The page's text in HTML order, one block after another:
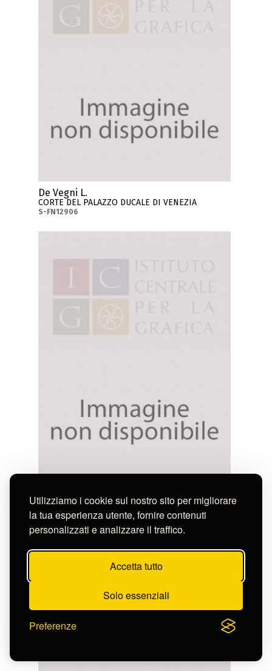
Utilizziamo i cookie sul nostro sito per migliorare
la tua esperienza utente, fornire contenuti
personalizzati e analizzare il traffico.
Accetta tutto
Solo essenziali
Preferenze
De Vegni L.
CORTE DEL PALAZZO DUCALE DI VENEZIA
S-FN12906
S-FN12907